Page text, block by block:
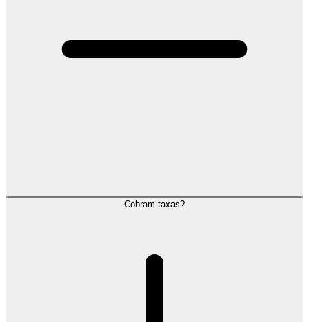
Cobram taxas?